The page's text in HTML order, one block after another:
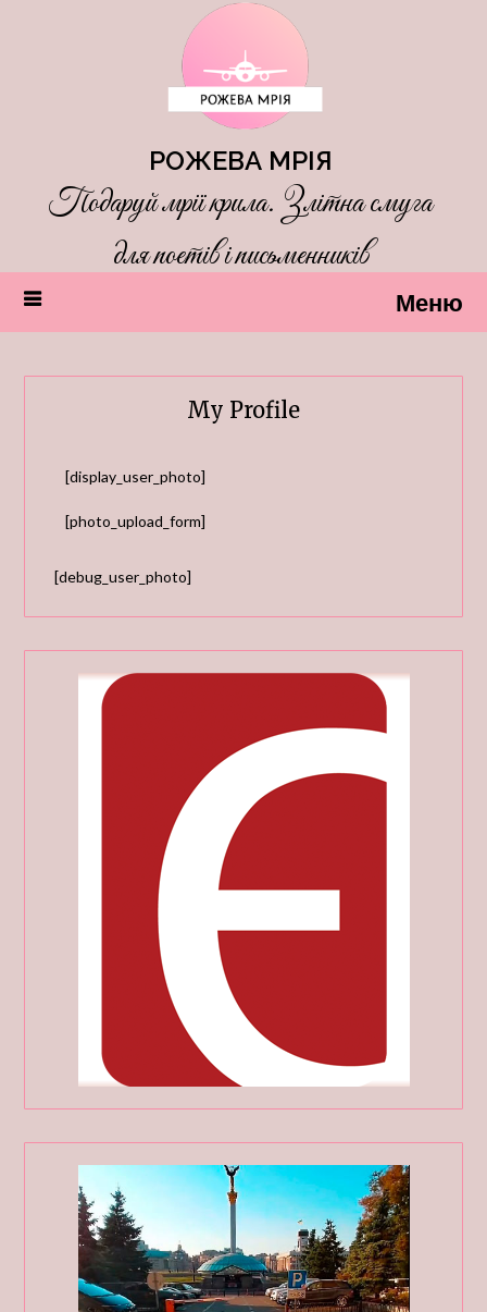
РОЖЕВА МРІЯ
Подаруй мрії крила. Злітна смуга
для поетів і письменників
Меню
My Profile
[display_user_photo]
[photo_upload_form]
[debug_user_photo]